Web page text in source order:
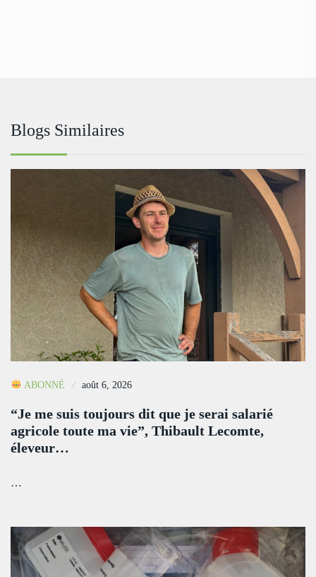
Blogs Similaires
ABONNÉ août 6, 2026
“Je me suis toujours dit que je serai salarié
agricole toute ma vie”, Thibault Lecomte,
éleveur…
…